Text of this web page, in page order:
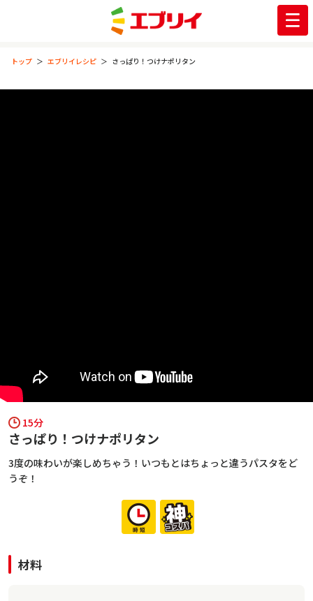
トップ エブリイレシピ さっぱり！つけナポリタン
15分
さっぱり！つけナポリタン
3度の味わいが楽しめちゃう！いつもとはちょっと違うパスタをど
うぞ！
材料